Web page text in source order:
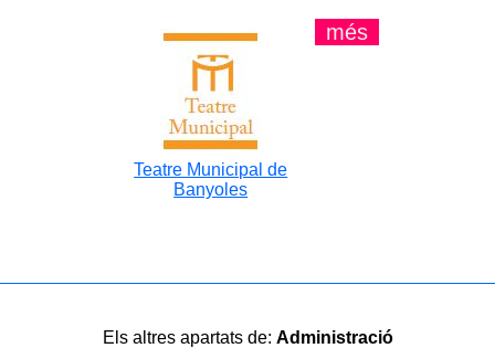
Teatre Municipal de
Banyoles
més
Els altres apartats de: Administració